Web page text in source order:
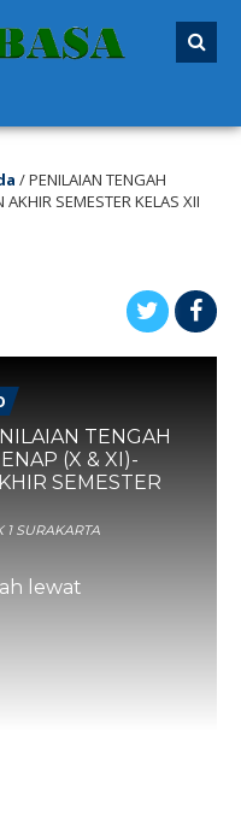
/PENILAIAN TENGAH
SEMESTER KELAS XII
TENGAH
(X & XI)-
SEMESTER
1 SURAKARTA
lewat